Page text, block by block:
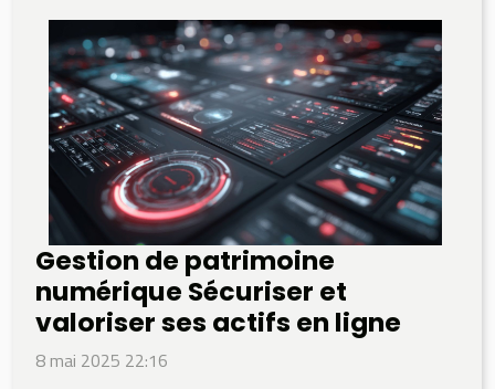
Gestion de patrimoine
numérique Sécuriser et
valoriser ses actifs en ligne
8 mai 2025 22:16